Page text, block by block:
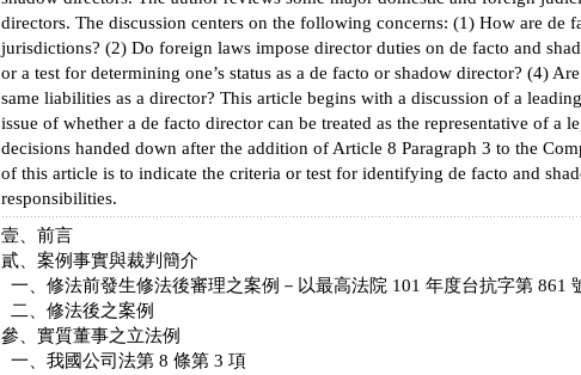
directors. The discussion centers on the following concerns: (1) How are de
jurisdictions? (2) Do foreign laws impose director duties on de facto and
or a test for determining one’s status as a de facto or shadow director? (4)
same liabilities as a director? This article begins with a discussion of a
issue of whether a de facto director can be treated as the representative of a
decisions handed down after the addition of Article 8 Paragraph 3 to the
of this article is to indicate the criteria or test for identifying de facto and
responsibilities.
壹、前言
貳、案例事實與裁判簡介
一、修法前發生修法後審理之案例－以最高法院 101 年度台抗字第 861
二、修法後之案例
參、實質董事之立法例
一、我國公司法第 8 條第 3 項